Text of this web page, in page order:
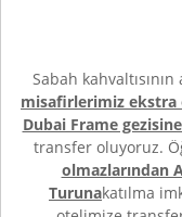
Sabah
misafirlerimiz ekstra
Dubai Frame
transfer oluyoruz.
olmazlarından
Turunakatılma